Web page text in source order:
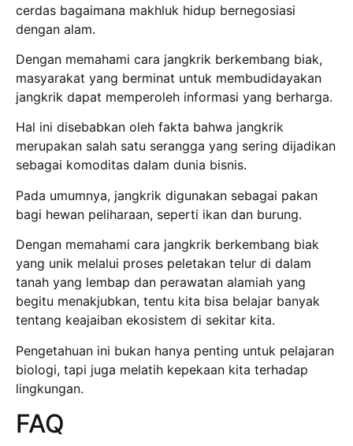
cerdas bagaimana makhluk hidup bernegosiasi
dengan alam.
Dengan memahami cara jangkrik berkembang biak,
masyarakat yang berminat untuk membudidayakan
jangkrik dapat memperoleh informasi yang berharga.
Hal ini disebabkan oleh fakta bahwa jangkrik
merupakan salah satu serangga yang sering dijadikan
sebagai komoditas dalam dunia bisnis.
Pada umumnya, jangkrik digunakan sebagai pakan
bagi hewan peliharaan, seperti ikan dan burung.
Dengan memahami cara jangkrik berkembang biak
yang unik melalui proses peletakan telur di dalam
tanah yang lembap dan perawatan alamiah yang
begitu menakjubkan, tentu kita bisa belajar banyak
tentang keajaiban ekosistem di sekitar kita.
Pengetahuan ini bukan hanya penting untuk pelajaran
biologi, tapi juga melatih kepekaan kita terhadap
lingkungan.
FAQ